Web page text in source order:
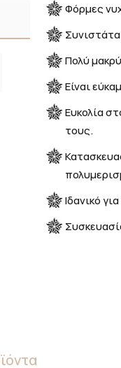
Φόρμες
Πολύ
Είναι
Ευκολία
τους.
Ιδανικό